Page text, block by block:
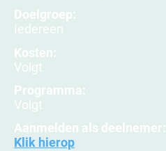
Doelgroep:
Iedereen
Kosten:
Volgt
Programma:
Volgt
Aanmelden als deelnemer:
Klik hierop